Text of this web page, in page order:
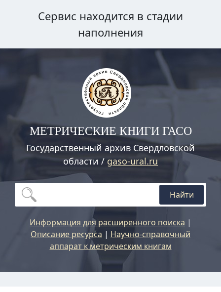
Сервис находится в стадии
наполнения
МЕТРИЧЕСКИЕ КНИГИ ГАСО
Государственный архив Свердловской
области / gaso-ural.ru
Найти
Информация для расширенного поиска |
Описание ресурса | Научно-справочный
аппарат к метрическим книгам